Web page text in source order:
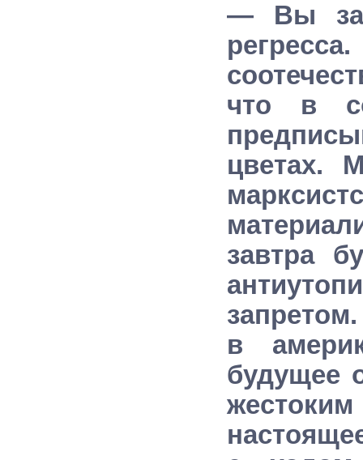
— Вы
что в
цветах.
завтра
в
будущее